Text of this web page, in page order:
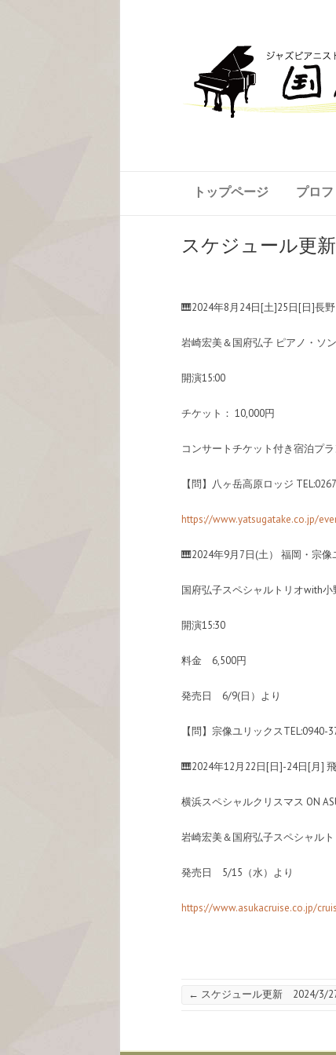
トップページ プロ
スケジュール更
🎹2024年8月24日[土]25日[日]長
岩崎宏美＆国府弘子 ピアノ・ソ
開演15:00
チケット： 10,000円
コンサートチケット付き宿泊プラ
【問】八ヶ岳高原ロッジ
https://www.yatsugatake.co.jp/
🎹2024年9月7日(土） 福岡・宗
国府弘子スペシャルトリオwith小
開演15:30
料金 6,500円
発売日 6/9(日）より
【問】宗像ユリックスTEL:0940-
🎹2024年12月22日[日]-24日[月]
横浜スペシャルクリスマス ON
岩崎宏美＆国府弘子スペシャル
発売日 5/15（水）より
https://www.asukacruise.co.jp/
← スケジュール更新 2024/3/